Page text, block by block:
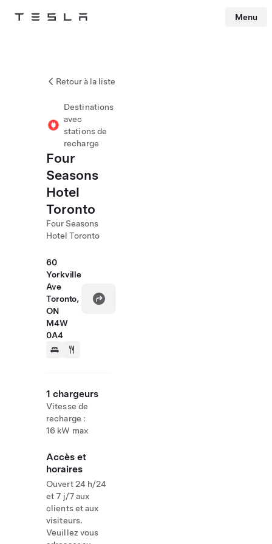
Tesla Menu
Retour à la liste
Destinations
avec
stations de
recharge
Four
Seasons
Hotel
Toronto
Four Seasons
Hotel Toronto
60
Yorkville
Ave
Toronto,
ON
M4W
0A4
1 chargeurs
Vitesse de
recharge :
16 kW max
Accès et
horaires
Ouvert 24 h/24
et 7 j/7 aux
clients et aux
visiteurs.
Veuillez vous